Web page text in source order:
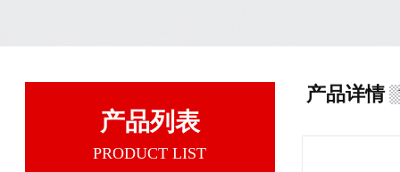
产品列表
PRODUCT LIST
产品详情